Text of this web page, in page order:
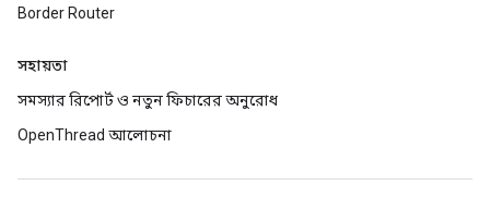
Border Router
সহায়তা
সমস্যার রিপোর্ট ও নতুন ফিচারের অনুরোধ
OpenThread আলোচনা